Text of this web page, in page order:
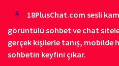
18PlusChat.com sesli
görüntülü sohbet ve chat
gerçek kişilerle tanış, mobilde
sohbetin keyfini çıkar.